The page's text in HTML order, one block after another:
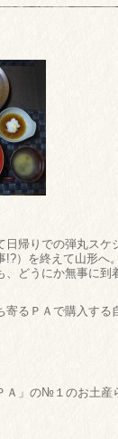
帰りでの弾丸スケ
）を終えて山形へ。
どうにか無事に到
るＰＡで購入する
Ａ」の№１のお土産